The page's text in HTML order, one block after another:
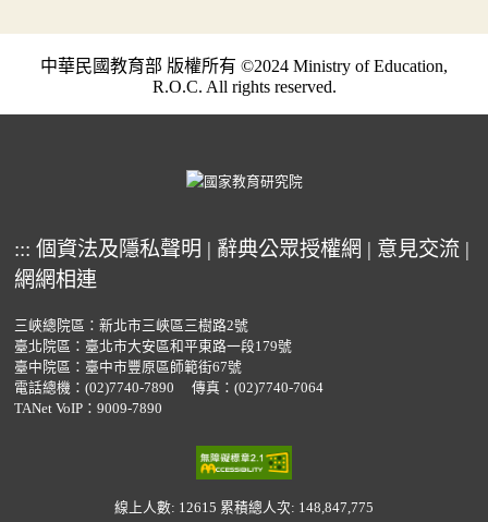
中華民國教育部 版權所有 ©2024 Ministry of Education,
R.O.C. All rights reserved.
::: 個資法及隱私聲明 | 辭典公眾授權網 | 意見交流 |
網網相連
三峽總院區：新北市三峽區三樹路2號
臺北院區：臺北市大安區和平東路一段179號
臺中院區：臺中市豐原區師範街67號
電話總機： (02)7740-7890
傳真：(02)7740-7064
TANet VoIP：9009-7890
線上人數: 12615 累積總人次: 148,847,775